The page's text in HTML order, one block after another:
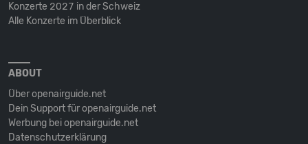
Konzerte 2027 in der Schweiz
Alle Konzerte im Überblick
ABOUT
Über openairguide.net
Dein Support für openairguide.net
Werbung bei openairguide.net
Datenschutz­erklärung